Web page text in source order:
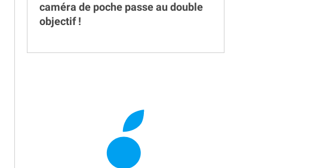
caméra de poche passe au double
objectif !